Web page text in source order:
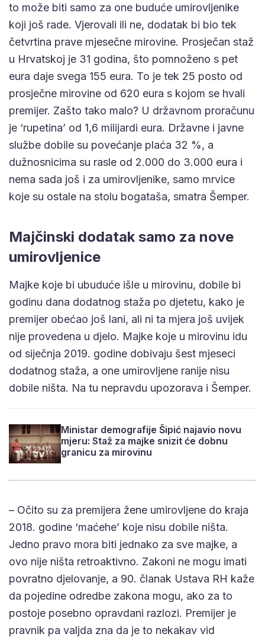
to može biti samo za one buduće umirovljenike
koji još rade. Vjerovali ili ne, dodatak bi bio tek
četvrtina prave mjesečne mirovine. Prosječan staž
u Hrvatskoj je 31 godina, što pomnoženo s pet
eura daje svega 155 eura. To je tek 25 posto od
prosječne mirovine od 620 eura s kojom se hvali
premijer. Zašto tako malo? U državnom proračunu
je ‘rupetina’ od 1,6 milijardi eura. Državne i javne
službe dobile su povećanje plaća 32 %, a
dužnosnicima su rasle od 2.000 do 3.000 eura i
nema sada još i za umirovljenike, samo mrvice
koje su ostale na stolu bogataša, smatra Šemper.
Majčinski dodatak samo za nove
umirovljenice
Majke koje bi ubuduće išle u mirovinu, dobile bi
godinu dana dodatnog staža po djetetu, kako je
premijer obećao još lani, ali ni ta mjera još uvijek
nije provedena u djelo. Majke koje u mirovinu idu
od siječnja 2019. godine dobivaju šest mjeseci
dodatnog staža, a one umirovljene ranije nisu
dobile ništa. Na tu nepravdu upozorava i Šemper.
Ministar demografije Šipić najavio novu
mjeru: Staž za majke snizit će dobnu
granicu za mirovinu
– Očito su za premijera žene umirovljene do kraja
2018. godine ‘maćehe’ koje nisu dobile ništa.
Jedno pravo mora biti jednako za sve majke, a
ovo nije ništa retroaktivno. Zakoni ne mogu imati
povratno djelovanje, a 90. članak Ustava RH kaže
da pojedine odredbe zakona mogu, ako za to
postoje posebno opravdani razlozi. Premijer je
pravnik pa valjda zna da je to nekakav vid